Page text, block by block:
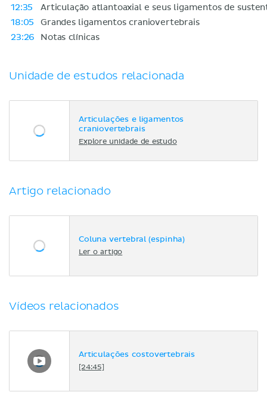
12:35
Articulação atlantoaxial e seus ligamentos de
18:05
Grandes ligamentos craniovertebrais
23:26
Notas clínicas
Unidade de estudos relacionada
Articulações e ligamentos
craniovertebrais
Explore unidade de estudo
Artigo relacionado
Coluna vertebral (espinha)
Ler o artigo
Vídeos relacionados
Articulações costovertebrais
[24:45]